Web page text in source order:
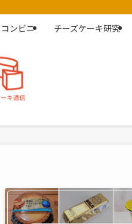
コンビニ チーズケーキ研究